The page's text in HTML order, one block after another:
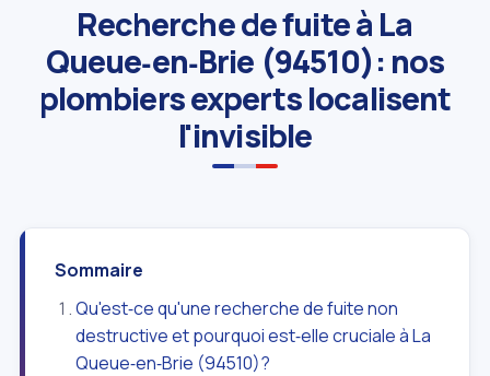
Recherche de fuite à La
Queue‑en‑Brie (94510): nos
plombiers experts localisent
l'invisible
Sommaire
Qu'est‑ce qu'une recherche de fuite non
destructive et pourquoi est‑elle cruciale à La
Queue‑en‑Brie (94510)?